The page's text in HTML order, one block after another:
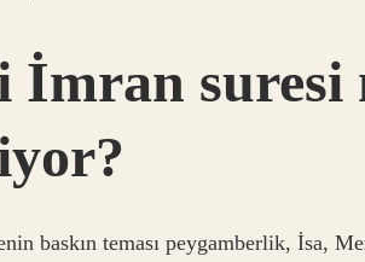
İmran suresi
baskın teması peygamberlik, İsa,